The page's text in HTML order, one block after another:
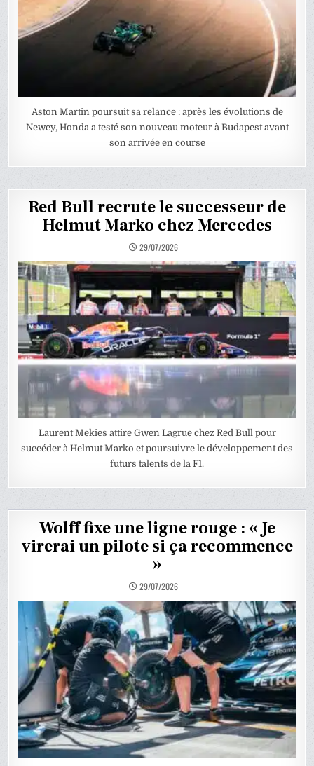
Aston Martin poursuit sa relance : après les évolutions de
Newey, Honda a testé son nouveau moteur à Budapest avant
son arrivée en course
Red Bull recrute le successeur de
Helmut Marko chez Mercedes
29/07/2026
Laurent Mekies attire Gwen Lagrue chez Red Bull pour
succéder à Helmut Marko et poursuivre le développement des
futurs talents de la F1.
Wolff fixe une ligne rouge : « Je
virerai un pilote si ça recommence
»
29/07/2026